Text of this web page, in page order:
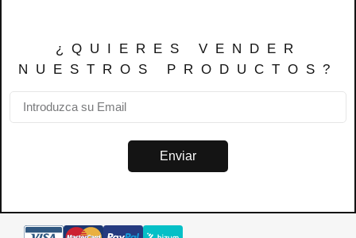
¿QUIERES VENDER
NUESTROS PRODUCTOS?
Enviar